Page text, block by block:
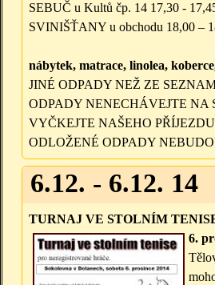
SEBUČ u Kultů čp. 14 17,30 -
SVINIŠŤANY u obchodu 18,00 –
nábytek, matrace, linolea,
JINÉ ODPADY NEŽ ZE
ODPADY NENECHÁVEJTE NA
VYČKEJTE NAŠEHO
ODLOŽENÉ ODPADY
6.12. - 6.12. 14
TURNAJ VE STOLNÍM
6.